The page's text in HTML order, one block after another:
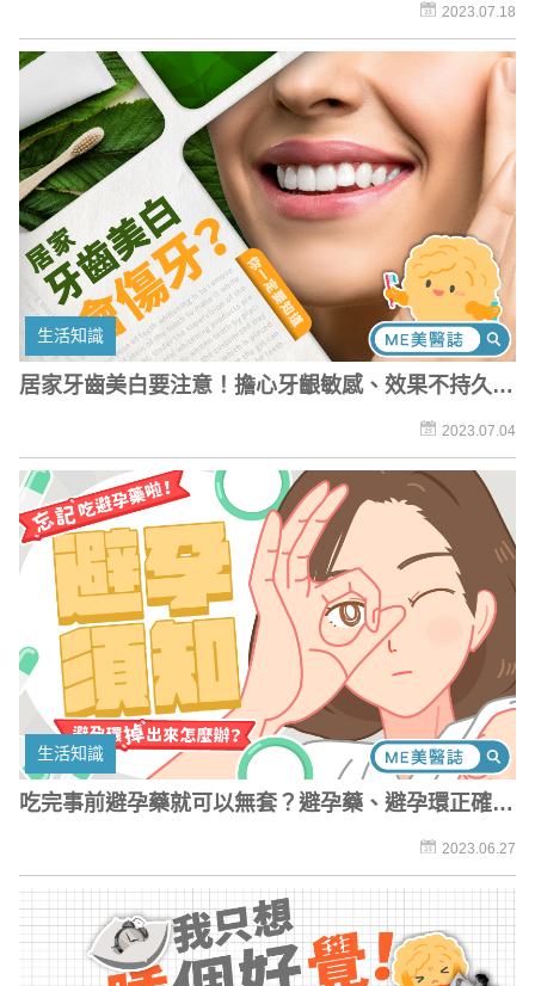
2023.07.18
生活知識
居家牙齒美白要注意！擔心牙齦敏感、效果不持久？
2023.07.04
生活知識
吃完事前避孕藥就可以無套？避孕藥、避孕環正確使
2023.06.27